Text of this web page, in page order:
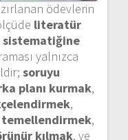
ödevlerin
literatür
sistematiğine
yalnızca
soruyu
planı kurmak,
,
,
kılmak, ve